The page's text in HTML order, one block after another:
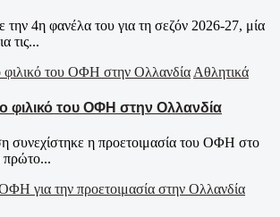
4η φανέλα του για τη σεζόν 2026-27, μία
τις...
Αθλητικά
φιλικό του ΟΦΗ στην Ολλανδία
συνεχίστηκε η προετοιμασία του ΟΦΗ στο
πρώτο...